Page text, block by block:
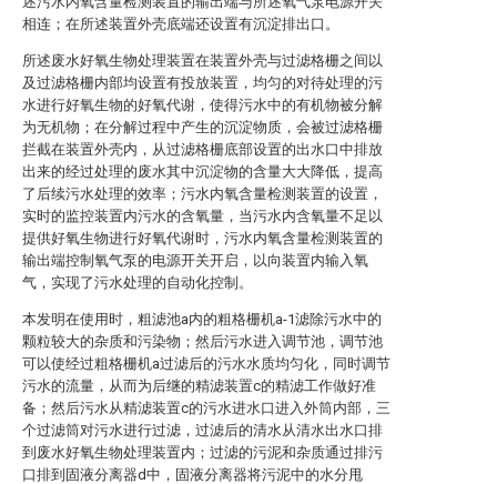
相连；在所述装置外壳底端还设置有沉淀排出口。
所述废水好氧生物处理装置在装置外壳与过滤格栅之间以
及过滤格栅内部均设置有投放装置，均匀的对待处理的污
水进行好氧生物的好氧代谢，使得污水中的有机物被分解
为无机物；在分解过程中产生的沉淀物质，会被过滤格栅
拦截在装置外壳内，从过滤格栅底部设置的出水口中排放
出来的经过处理的废水其中沉淀物的含量大大降低，提高
了后续污水处理的效率；污水内氧含量检测装置的设置，
实时的监控装置内污水的含氧量，当污水内含氧量不足以
提供好氧生物进行好氧代谢时，污水内氧含量检测装置的
输出端控制氧气泵的电源开关开启，以向装置内输入氧
气，实现了污水处理的自动化控制。
本发明在使用时，粗滤池a内的粗格栅机a-1滤除污水中的
颗粒较大的杂质和污染物；然后污水进入调节池，调节池
可以使经过粗格栅机a过滤后的污水水质均匀化，同时调节
污水的流量，从而为后继的精滤装置c的精滤工作做好准
备；然后污水从精滤装置c的污水进水口进入外筒内部，三
个过滤筒对污水进行过滤，过滤后的清水从清水出水口排
到废水好氧生物处理装置内；过滤的污泥和杂质通过排污
口排到固液分离器d中，固液分离器将污泥中的水分甩